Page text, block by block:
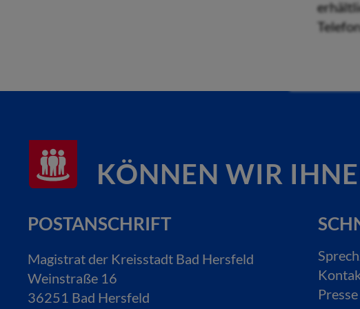
KÖNNEN WIR
POSTANSCHRIFT
Magistrat der Kreisstadt Bad Hersfeld
Weinstraße 16
36251 Bad Hersfeld